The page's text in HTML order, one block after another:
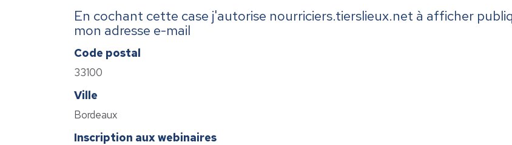
En cochant cette case j'autorise nourriciers.tierslieux.net à afficher
mon adresse e-mail
Code postal
33100
Ville
Bordeaux
Inscription aux webinaires